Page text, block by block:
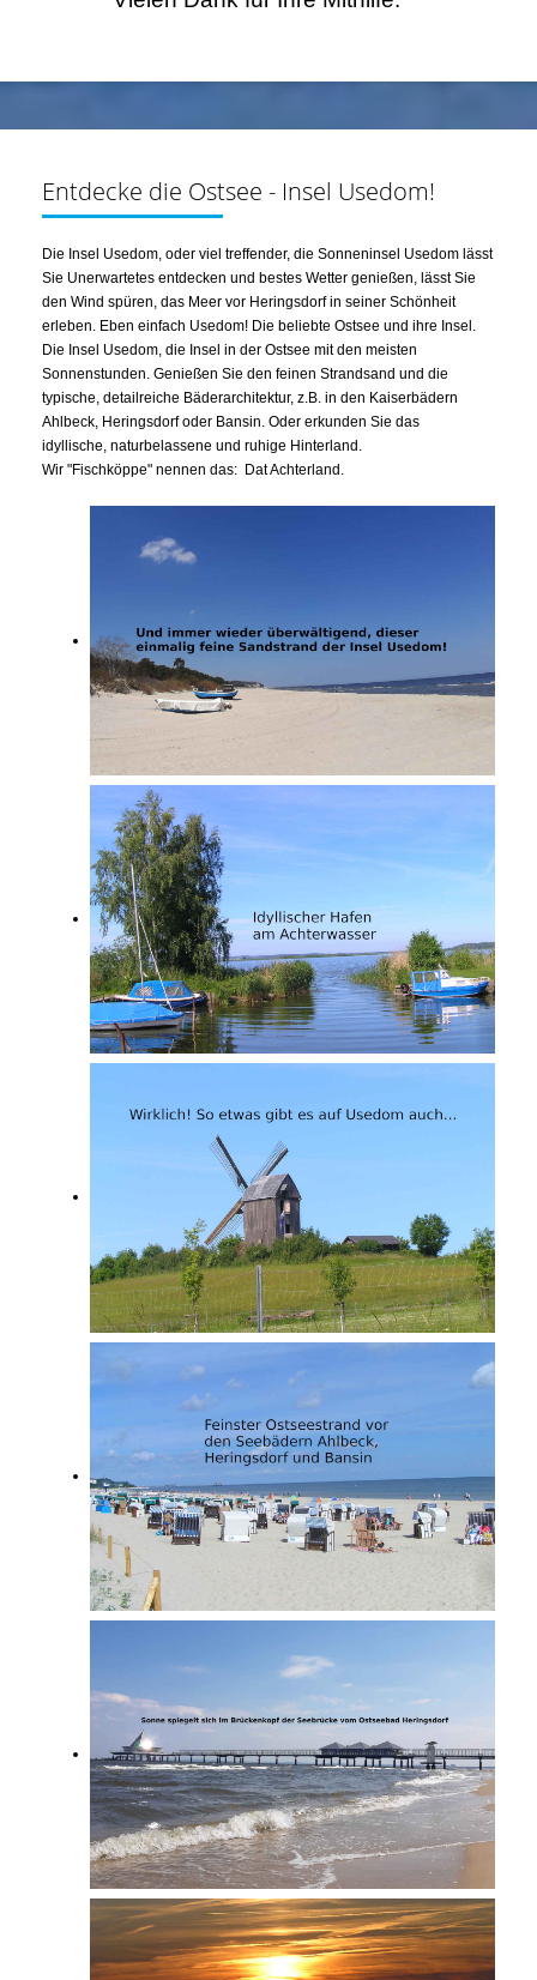
Entdecke die Ostsee - Insel Usedom!
Die Insel Usedom, oder viel treffender, die Sonneninsel Usedom lässt
Sie Unerwartetes entdecken und bestes Wetter genießen, lässt Sie
den Wind spüren, das Meer vor Heringsdorf in seiner Schönheit
erleben. Eben einfach Usedom! Die beliebte Ostsee und ihre Insel.
Die Insel Usedom, die Insel in der Ostsee mit den meisten
Sonnenstunden. Genießen Sie den feinen Strandsand und die
typische, detailreiche Bäderarchitektur, z.B. in den Kaiserbädern
Ahlbeck, Heringsdorf oder Bansin. Oder erkunden Sie das
idyllische, naturbelassene und ruhige Hinterland.
Wir "Fischköppe" nennen das: Dat Achterland.